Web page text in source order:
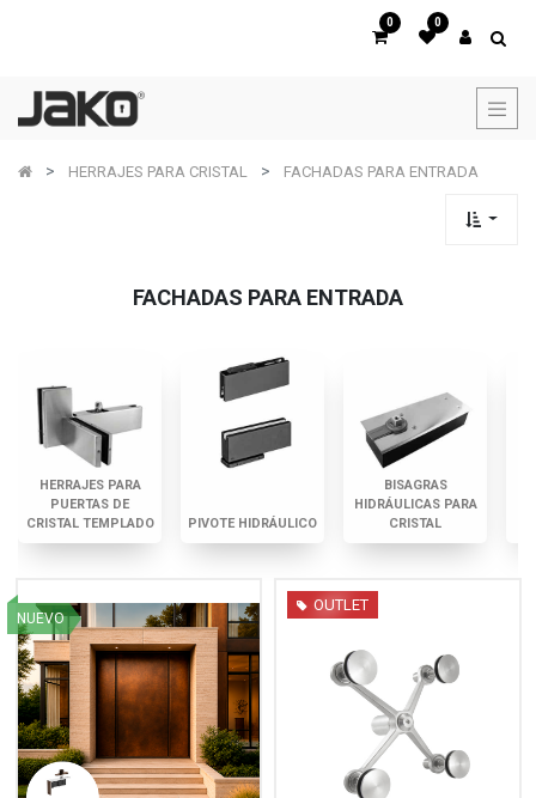
0 0
HERRAJES PARA CRISTAL FACHADAS PARA ENTRADA
FACHADAS PARA ENTRADA
HERRAJES PARA
PUERTAS DE
CRISTAL TEMPLADO
PIVOTE HIDRÁULICO
BISAGRAS
HIDRÁULICAS PARA
CRISTAL
NUEVO
OUTLET